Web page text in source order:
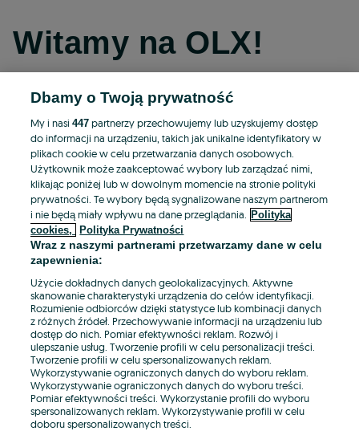
Witamy na OLX!
Kontynuuj przez Facebooka
Kontynuuj przez konto Apple
Kontynuuj przez konto Google
LUB
E-mail
Hasło
Dbamy o Twoją prywatność
My i nasi447 partnerzy przechowujemy lub uzyskujemy dostęp
do informacji na urządzeniu, takich jak unikalne identyfikatory w
plikach cookie w celu przetwarzania danych osobowych.
Użytkownik może zaakceptować wybory lub zarządzać nimi,
klikając poniżej lub w dowolnym momencie na stronie polityki
prywatności. Te wybory będą sygnalizowane naszym partnerom
i nie będą miały wpływu na dane przeglądania.
Polityka
cookies,
Polityka Prywatności
Wraz z naszymi partnerami przetwarzamy dane w celu
zapewnienia:
Użycie dokładnych danych geolokalizacyjnych. Aktywne
skanowanie charakterystyki urządzenia do celów identyfikacji.
Rozumienie odbiorców dzięki statystyce lub kombinacji danych
z różnych źródeł. Przechowywanie informacji na urządzeniu lub
dostęp do nich. Pomiar efektywności reklam. Rozwój i
ulepszanie usług. Tworzenie profili w celu personalizacji treści.
Tworzenie profili w celu spersonalizowanych reklam.
Wykorzystywanie ograniczonych danych do wyboru reklam.
Wykorzystywanie ograniczonych danych do wyboru treści.
Pomiar efektywności treści. Wykorzystanie profili do wyboru
spersonalizowanych reklam. Wykorzystywanie profili w celu
doboru spersonalizowanych treści.